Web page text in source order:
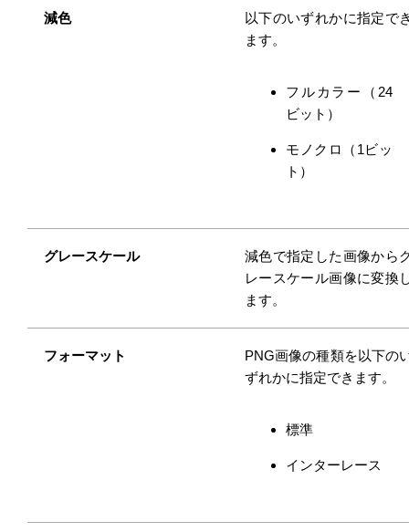
減色
以下のいずれかに指定で
ます。
フルカラー（24
ビット）
モノクロ（1ビッ
ト）
グレースケール
減色で指定した画像から
レースケール画像に変換
ます。
フォーマット
PNG画像の種類を以下の
ずれかに指定できます。
標準
インターレース